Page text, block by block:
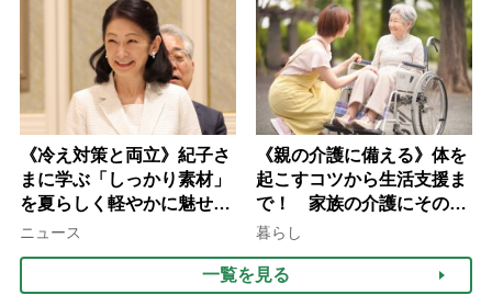
みよう」【社会福祉士解
説】
《冷え対策と両立》紀子さ
まに学ぶ「しっかり素材」
を夏らしく軽やかに魅せる
3つの着こなし法則
ニュース
《親の介護に備える》体を
起こすコツから生活支援ま
で！ 家族の介護にそのま
ま活かせる2つの資格
暮らし
一覧を見る